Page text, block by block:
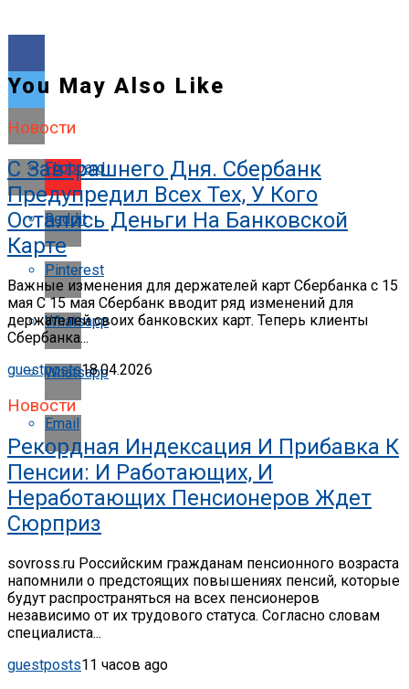
Flipboard
Reddit
Pinterest
Whatsapp
Whatsapp
Email
You May Also Like
Новости
С Завтрашнего Дня. Сбербанк
Предупредил Всех Тех, У Кого
Остались Деньги На Банковской
Карте
Важные изменения для держателей карт Сбербанка с 15
мая С 15 мая Сбербанк вводит ряд изменений для
держателей своих банковских карт. Теперь клиенты
Сбербанка...
guestposts18.04.2026
Новости
Рекордная Индексация И Прибавка К
Пенсии: И Работающих, И
Неработающих Пенсионеров Ждет
Сюрприз
sovross.ru Российским гражданам пенсионного возраста
напомнили о предстоящих повышениях пенсий, которые
будут распространяться на всех пенсионеров
независимо от их трудового статуса. Согласно словам
специалиста...
guestposts11 часов ago